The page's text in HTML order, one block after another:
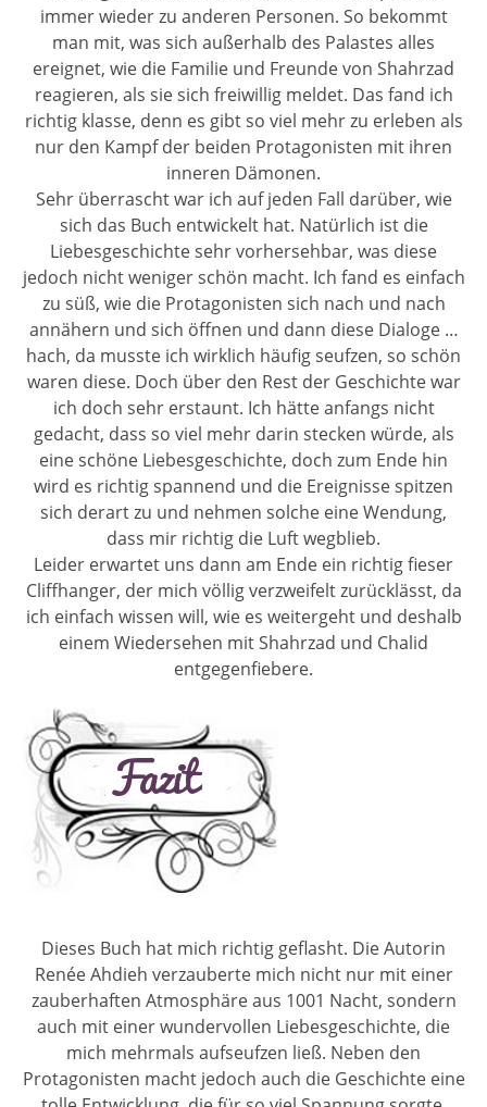
immer wieder zu anderen Personen. So bekommt
man mit, was sich außerhalb des Palastes alles
ereignet, wie die Familie und Freunde von Shahrzad
reagieren, als sie sich freiwillig meldet. Das fand ich
richtig klasse, denn es gibt so viel mehr zu erleben als
nur den Kampf der beiden Protagonisten mit ihren
inneren Dämonen.
Sehr überrascht war ich auf jeden Fall darüber, wie
sich das Buch entwickelt hat. Natürlich ist die
Liebesgeschichte sehr vorhersehbar, was diese
jedoch nicht weniger schön macht. Ich fand es einfach
zu süß, wie die Protagonisten sich nach und nach
annähern und sich öffnen und dann diese Dialoge …
hach, da musste ich wirklich häufig seufzen, so schön
waren diese. Doch über den Rest der Geschichte war
ich doch sehr erstaunt. Ich hätte anfangs nicht
gedacht, dass so viel mehr darin stecken würde, als
eine schöne Liebesgeschichte, doch zum Ende hin
wird es richtig spannend und die Ereignisse spitzen
sich derart zu und nehmen solche eine Wendung,
dass mir richtig die Luft wegblieb.
Leider erwartet uns dann am Ende ein richtig fieser
Cliffhanger, der mich völlig verzweifelt zurücklässt, da
ich einfach wissen will, wie es weitergeht und deshalb
einem Wiedersehen mit Shahrzad und Chalid
entgegenfiebere.
Dieses Buch hat mich richtig geflasht. Die Autorin
Renée Ahdieh verzauberte mich nicht nur mit einer
zauberhaften Atmosphäre aus 1001 Nacht, sondern
auch mit einer wundervollen Liebesgeschichte, die
mich mehrmals aufseufzen ließ. Neben den
Protagonisten macht jedoch auch die Geschichte eine